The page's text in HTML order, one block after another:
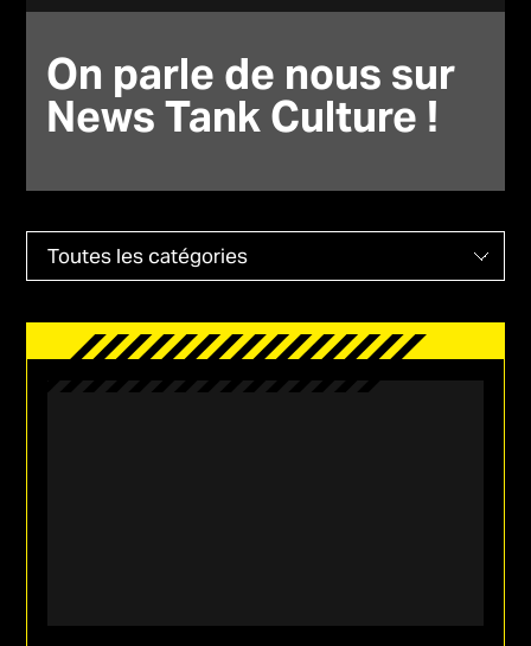
On parle de nous sur
News Tank Culture !
Catégories